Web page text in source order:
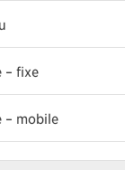
– fixe
– mobile